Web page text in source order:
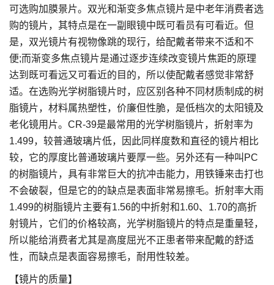
可选购加膜景片。双光和渐变多焦点镜片是中老年消费者选
购的镜片，其特点是在一副眼镜中既可看员有可看近。但
是，双光镜片有视物像跳的现行，给配戴者带来不适和不
便;而渐变多焦点镜片是通过逐步连续改变镜片焦距的原理
达到既可看远又可看近的目的，所以使配戴者感觉非常舒
适。在选购光学树脂镜片时，应区别各种不同材质制成的树
脂镜片，材料属热塑性，价廉但性脆，是低档次的太阳镜及
老化镜用片。CR-39是最常用的光学树脂镜片，折射率为
1.499，较普通玻璃片低，因此同样度数和直径的镜片相比
较，它的厚度比普通玻璃片要厚一些。另外还有一种叫PC
的树脂镜片，具有非常巨大的抗冲击能力，用铁锤来击打也
不会破裂，但是它的的缺点是表面非常易擦毛。折射率大雨
1.499的树脂镜片主要有1.56的中折射和1.60、1.70的高折
射镜片，它们的价格较高，光学树脂镜片的特点是重量轻，
所以能给消费者尤其是高度屈光不正患者带来配戴的舒适
性，而缺点是表面容易擦毛，耐用性较差。
【镜片的质量】